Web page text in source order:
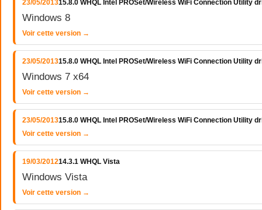
23/05/201315.8.0 WHQL Intel PROSet/Wireless WiFi Connection Utility
Windows 8
Voir cette version →
23/05/201315.8.0 WHQL Intel PROSet/Wireless WiFi Connection Utility
Windows 7 x64
Voir cette version →
23/05/201315.8.0 WHQL Intel PROSet/Wireless WiFi Connection Utility
Voir cette version →
19/03/201214.3.1 WHQL Vista
Windows Vista
Voir cette version →